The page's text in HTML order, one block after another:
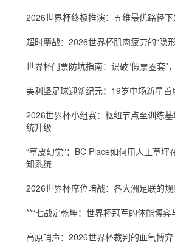
2026世界杯终极推演：五维最优路径
超时鏖战：2026世界杯肌肉疲劳的“隐
世界杯门票防坑指南：识破“假票圈套”
美利坚足球迎新纪元：19岁中场新星首
2026世界杯小组赛：枢纽节点至训练
统升级
“草皮幻觉”：BC Place如何用人工草坪
知系统
2026世界杯席位暗战：各大洲足联的
**“七战定乾坤：世界杯冠军的体能博弈
高原哨声：2026世界杯裁判的血氧博弈